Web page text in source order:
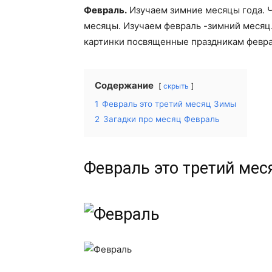
Февраль. Изучаем зимние месяцы года.
месяцы. Изучаем февраль -зимний
картинки посвященные праздникам
Содержание скрыть
1 Февраль это третий месяц Зимы
2 Загадки про месяц Февраль
Февраль это третий